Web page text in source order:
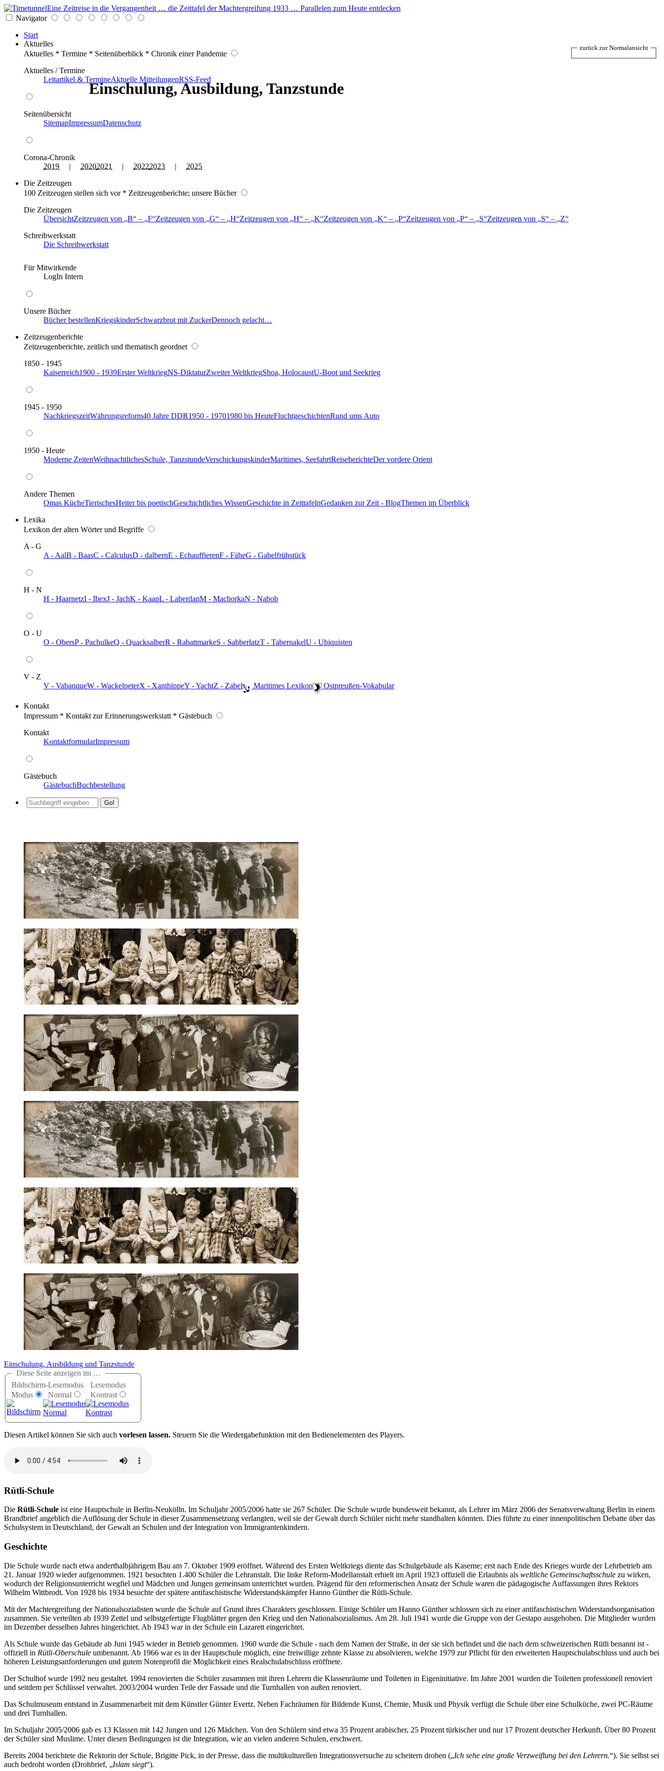
Eine Zeitreise in die Vergangenheit … die Zeittafel der Machtergreifung 1933 … Parallelen zum Heute entdecken
Navigator
Start
Aktuelles
Aktuelles * Termine * Seitenüberblick * Chronik einer Pandemie
Aktuelles / Termine
Leitartikel & TermineAktuelle MitteilungenRSS-Feed
Seitenübersicht
SitemapImpressumDatenschutz
Corona-Chronik
2019 | 20202021 | 20222023 | 2025
Die Zeitzeugen
100 Zeitzeugen stellen sich vor * Zeitzeugenberichte; unsere Bücher
Die Zeitzeugen
ÜbersichtZeitzeugen von B – F Zeitzeugen von G – H Zeitzeugen von H – K Zeitzeugen von K – P Zeitzeugen von P – S Zeitzeugen von S –
Z
Schreibwerkstatt
Die Schreibwerkstatt
Für Mitwirkende
LogIn Intern
Unsere Bücher
Bücher bestellenKriegskinderSchwarzbrot mit ZuckerDennoch gelacht…
Zeitzeugenberichte
Zeitzeugenberichte, zeitlich und thematisch geordnet
1850 - 1945
Kaiserreich1900 - 1939Erster WeltkriegNS-DiktaturZweiter WeltkriegShoa, HolocaustU-Boot und Seekrieg
1945 - 1950
NachkriegszeitWährungsreform40 Jahre DDR1950 - 19701980 bis HeuteFluchtgeschichtenRund ums Auto
1950 - Heute
Moderne ZeitenWeihnachtlichesSchule, TanzstundeVerschickungskinderMaritimes, SeefahrtReiseberichteDer vordere Orient
Andere Themen
Omas KücheTierischesHeiter bis poetischGeschichtliches WissenGeschichte in ZeittafelnGedanken zur Zeit - BlogThemen im Überblick
Lexika
Lexikon der alten Wörter und Begriffe
A - G
A - AalB - BaasC - CalculusD - dalbernE - EchauffierenF - FäheG - Gabelfrühstück
H - N
H - HaarnetzI - IbexJ - JachK - KaapL - LaberdanM - MachorkaN - Nabob
O - U
O - ObersP - PachulkeQ - QuacksalberR - RabattmarkeS - SabberlatzT - TabernakelU - Ubiquisten
V - Z
V - VabanqueW - WackelpeterX - XanthippeY - YachtZ - Zabel ️ Maritimes Lexikon ️ Ostpreußen-Vokabular
Kontakt
Impressum * Kontakt zur Erinnerungswerkstatt * Gästebuch
Kontakt
KontaktformularImpressum
Gästebuch
GästebuchBuchbestellung
Einschulung, Ausbildung, Tanzstunde
Einschulung, Ausbildung und Tanzstunde
Diese Seite anzeigen im …
Bildschirm-
Modus
Lesemodus
Normal
Lesemodus
Kontrast
Diesen Artikel können Sie sich auch vorlesen lassen. Steuern Sie die Wiedergabefunktion mit den Bedienelementen des Players.
Rütli-Schule
Die Rütli-Schule ist eine Hauptschule in Berlin-Neukölln. Im Schuljahr 2005/2006 hatte sie 267 Schüler. Die Schule wurde bundesweit bekannt, als Lehrer im März 2006 der Senatsverwaltung Berlin in einem
Brandbrief angeblich die Auflösung der Schule in dieser Zusammensetzung verlangten, weil sie der Gewalt durch Schüler nicht mehr standhalten könnten. Dies führte zu einer innenpolitischen Debatte über das
Schulsystem in Deutschland, der Gewalt an Schulen und der Integration von Immigrantenkindern.
Geschichte
Die Schule wurde nach etwa anderthalbjährigem Bau am 7. Oktober 1909 eröffnet. Während des Ersten Weltkriegs diente das Schulgebäude als Kaserne; erst nach Ende des Krieges wurde der Lehrbetrieb am
21. Januar 1920 wieder aufgenommen. 1921 besuchten 1.400 Schüler die Lehranstalt. Die linke Reform-Modellanstalt erhielt im April 1923 offiziell die Erlaubnis als weltliche Gemeinschaftsschule zu wirken,
wodurch der Religionsunterricht wegfiel und Mädchen und Jungen gemeinsam unterrichtet wurden. Prägend für den reformerischen Ansatz der Schule waren die pädagogische Auffassungen ihres Rektors
Wilhelm Wittbrodt. Von 1928 bis 1934 besuchte der spätere antifaschistische Widerstandskämpfer Hanno Günther die Rütli-Schule.
Mit der Machtergreifung der Nationalsozialisten wurde die Schule auf Grund ihres Charakters geschlossen. Einige Schüler um Hanno Günther schlossen sich zu einer antifaschistischen Widerstandsorganisation
zusammen. Sie verteilten ab 1939 Zettel und selbstgefertigte Flugblätter gegen den Krieg und den Nationalsozialismus. Am 28. Juli 1941 wurde die Gruppe von der Gestapo ausgehoben. Die Mitglieder wurden
im Dezember desselben Jahres hingerichtet. Ab 1943 war in der Schule ein Lazarett eingerichtet.
Als Schule wurde das Gebäude ab Juni 1945 wieder in Betrieb genommen. 1960 wurde die Schule - nach dem Namen der Straße, in der sie sich befindet und die nach dem schweizerischen Rütli benannt ist -
offiziell in Rütli-Oberschule umbenannt. Ab 1966 war es in der Hauptschule möglich, eine freiwillige zehnte Klasse zu absolvieren, welche 1979 zur Pflicht für den erweiterten Hauptschulabschluss und auch bei
höheren Leistungsanforderungen und gutem Notenprofil die Möglichkeit eines Realschulabschluss eröffnete.
Der Schulhof wurde 1992 neu gestaltet. 1994 renovierten die Schüler zusammen mit ihren Lehrern die Klassenräume und Toiletten in Eigeninitiative. Im Jahre 2001 wurden die Toiletten professionell renoviert
und seitdem per Schlüssel verwaltet. 2003/2004 wurden Teile der Fassade und die Turnhallen von außen renoviert.
Das Schulmuseum entstand in Zusammenarbeit mit dem Künstler Günter Evertz. Neben Fachräumen für Bildende Kunst, Chemie, Musik und Physik verfügt die Schule über eine Schulküche, zwei PC-Räume
und drei Turnhallen.
Im Schuljahr 2005/2006 gab es 13 Klassen mit 142 Jungen und 126 Mädchen. Von den Schülern sind etwa 35 Prozent arabischer, 25 Prozent türkischer und nur 17 Prozent deutscher Herkunft. Über 80 Prozent
der Schüler sind Muslime. Unter diesen Bedingungen ist die Integration, wie an vielen anderen Schulen, erschwert.
Bereits 2004 berichtete die Rektorin der Schule, Brigitte Pick, in der Presse, dass die multikulturellen Integrationsversuche zu scheitern drohen ( Ich sehe eine große Verzweiflung bei den Lehrern. ). Sie selbst sei
auch bedroht worden (Drohbrief,
Islam siegt ).
zurück zur Normalansicht